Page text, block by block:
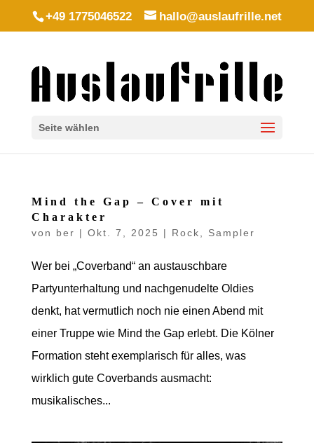
+49 1775046522 hallo@auslaufrille.net
Seite wählen
Mind the Gap – Cover mit
Charakter
von ber | Okt. 7, 2025 | Rock Sampler
Wer bei „Coverband“ an austauschbare
Partyunterhaltung und nachgenudelte Oldies
denkt, hat vermutlich noch nie einen Abend mit
einer Truppe wie Mind the Gap erlebt. Die Kölner
Formation steht exemplarisch für alles, was
wirklich gute Coverbands ausmacht:
musikalisches...